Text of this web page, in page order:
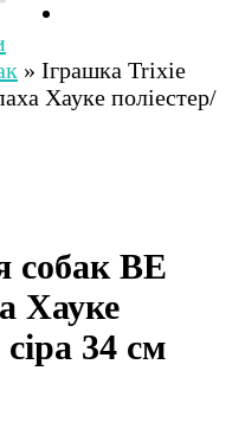
| Корм, іграшки,
Доставка по
» Іграшка Trixie
Хауке поліестер/
собак BE
Хауке
34 см